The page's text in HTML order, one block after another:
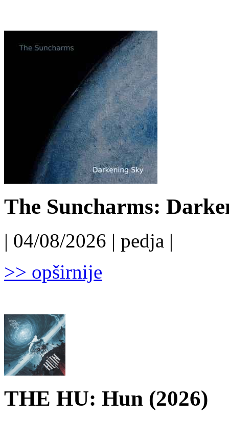
The Suncharms:
| 04/08/2026 | pedja |
>> opširnije
THE HU: Hun (2026)